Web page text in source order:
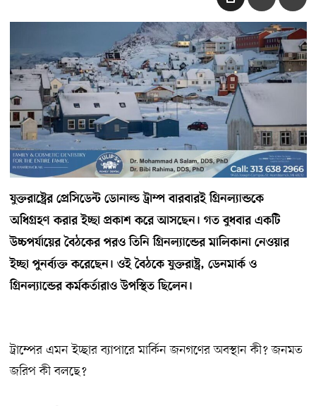
যুক্তরাষ্ট্রের প্রেসিডেন্ট ডোনাল্ড ট্রাম্প বারবারই গ্রিনল্যান্ডকে
অধিগ্রহণ করার ইচ্ছা প্রকাশ করে আসছেন। গত বুধবার একটি
উচ্চপর্যায়ের বৈঠকের পরও তিনি গ্রিনল্যান্ডের মালিকানা নেওয়ার
ইচ্ছা পুনর্ব্যক্ত করেছেন। ওই বৈঠকে যুক্তরাষ্ট্র, ডেনমার্ক ও
গ্রিনল্যান্ডের কর্মকর্তারাও উপস্থিত ছিলেন।
ট্রাম্পের এমন ইচ্ছার ব্যাপারে মার্কিন জনগণের অবস্থান কী? জনমত
জরিপ কী বলছে?